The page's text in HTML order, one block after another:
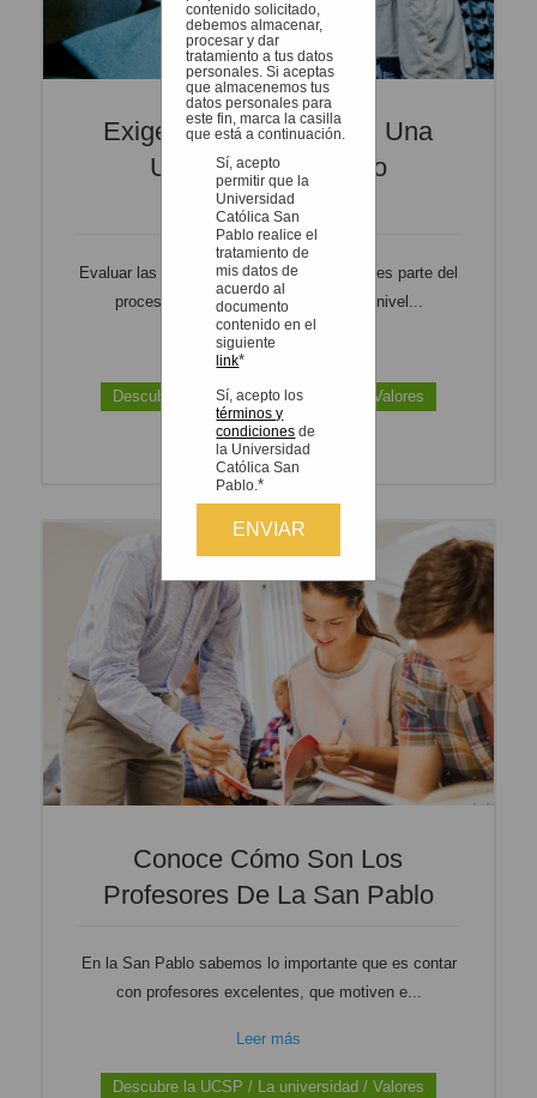
Exigencia Y Calidad En Una
Universidad, ¿Cómo
Reconocerlas?
Evaluar las cualidades de una universidad es parte del
proceso de selección. ¿Tiene un alto nivel...
Leer más
Descubre la UCSP / La universidad / Valores
Padres de Familia
Conoce Cómo Son Los
Profesores De La San Pablo
En la San Pablo sabemos lo importante que es contar
con profesores excelentes, que motiven e...
Leer más
Descubre la UCSP / La universidad / Valores
contenido solicitado,
debemos almacenar,
procesar y dar
tratamiento a tus datos
personales. Si aceptas
que almacenemos tus
datos personales para
este fin, marca la casilla
que está a continuación.
Sí, acepto
permitir que la
Universidad
Católica San
Pablo realice el
tratamiento de
mis datos de
acuerdo al
documento
contenido en el
siguiente
link*
Sí, acepto los
términos y
condiciones de
la Universidad
Católica San
Pablo.*